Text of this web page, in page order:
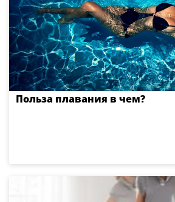
Польза плавания в чем?